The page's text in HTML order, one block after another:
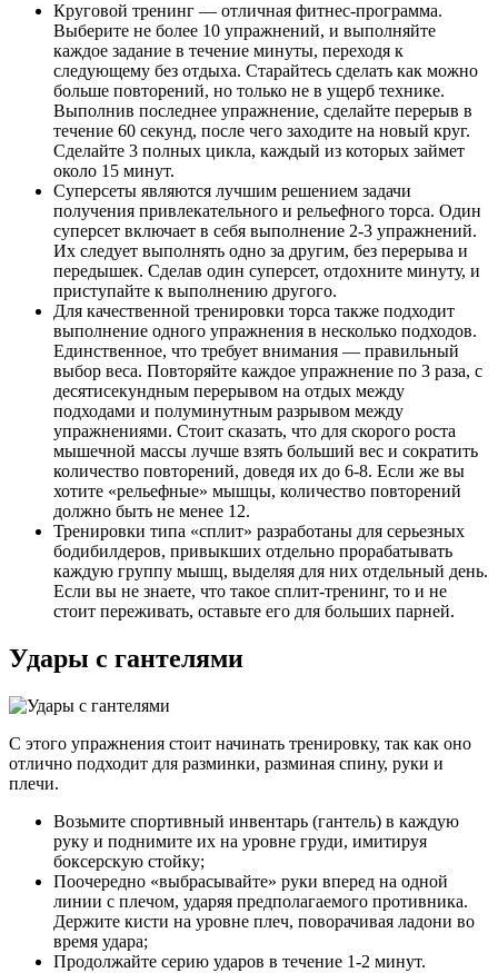
Круговой тренинг — отличная фитнес-программа.
Выберите не более 10 упражнений, и выполняйте
каждое задание в течение минуты, переходя к
следующему без отдыха. Старайтесь сделать как можно
больше повторений, но только не в ущерб технике.
Выполнив последнее упражнение, сделайте перерыв в
течение 60 секунд, после чего заходите на новый круг.
Сделайте 3 полных цикла, каждый из которых займет
около 15 минут.
Суперсеты являются лучшим решением задачи
получения привлекательного и рельефного торса. Один
суперсет включает в себя выполнение 2-3 упражнений.
Их следует выполнять одно за другим, без перерыва и
передышек. Сделав один суперсет, отдохните минуту, и
приступайте к выполнению другого.
Для качественной тренировки торса также подходит
выполнение одного упражнения в несколько подходов.
Единственное, что требует внимания — правильный
выбор веса. Повторяйте каждое упражнение по 3 раза, с
десятисекундным перерывом на отдых между
подходами и полуминутным разрывом между
упражнениями. Стоит сказать, что для скорого роста
мышечной массы лучше взять больший вес и сократить
количество повторений, доведя их до 6-8. Если же вы
хотите «рельефные» мышцы, количество повторений
должно быть не менее 12.
Тренировки типа «сплит» разработаны для серьезных
бодибилдеров, привыкших отдельно прорабатывать
каждую группу мышц, выделяя для них отдельный день.
Если вы не знаете, что такое сплит-тренинг, то и не
стоит переживать, оставьте его для больших парней.
Удары с гантелями
С этого упражнения стоит начинать тренировку, так как оно
отлично подходит для разминки, разминая спину, руки и
плечи.
Возьмите спортивный инвентарь (гантель) в каждую
руку и поднимите их на уровне груди, имитируя
боксерскую стойку;
Поочередно «выбрасывайте» руки вперед на одной
линии с плечом, ударяя предполагаемого противника.
Держите кисти на уровне плеч, поворачивая ладони во
время удара;
Продолжайте серию ударов в течение 1-2 минут.